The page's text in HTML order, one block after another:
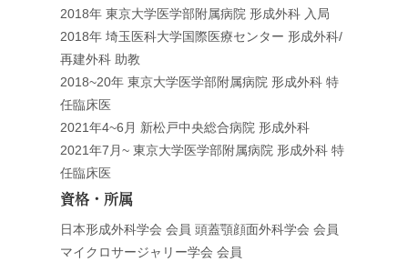
2018年 東京大学医学部附属病院 形成外科 入局
2018年 埼玉医科大学国際医療センター 形成外科/
再建外科 助教
2018~20年 東京大学医学部附属病院 形成外科 特
任臨床医
2021年4~6月 新松戸中央総合病院 形成外科
2021年7月~ 東京大学医学部附属病院 形成外科 特
任臨床医
資格・所属
日本形成外科学会 会員 頭蓋顎顔面外科学会 会員
マイクロサージャリー学会 会員